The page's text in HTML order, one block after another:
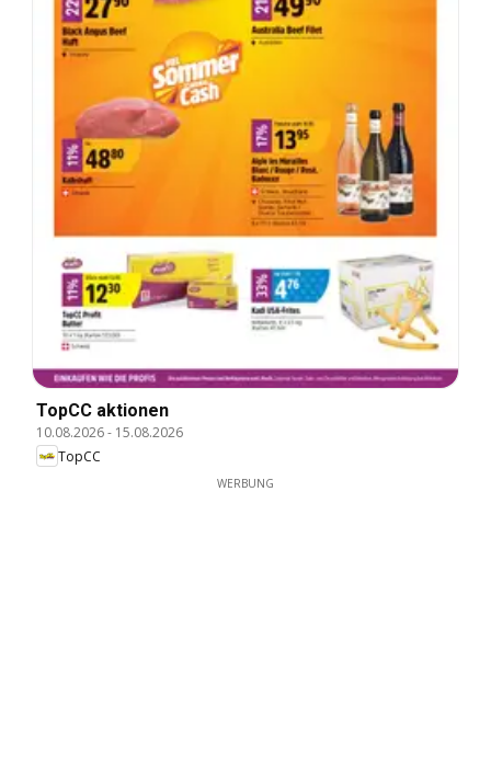
TopCC aktionen
10.08.2026- 15.08.2026
TopCC
WERBUNG